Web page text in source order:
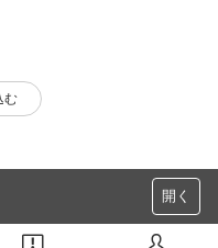
む
開く